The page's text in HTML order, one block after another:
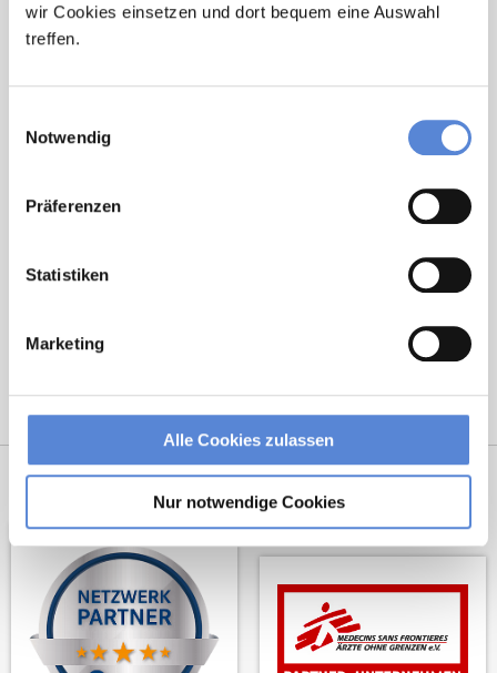
wir Cookies einsetzen und dort bequem eine Auswahl
treffen.
Notwendig
Präferenzen
Statistiken
Marketing
Alle Cookies zulassen
Nur notwendige Cookies
Kontakt
Fax: +49 (0) 521 / 911 730 31
hallo@deutscherhausarztservice.de
Netzwerk-Partner
Wir sind
Unterstützer